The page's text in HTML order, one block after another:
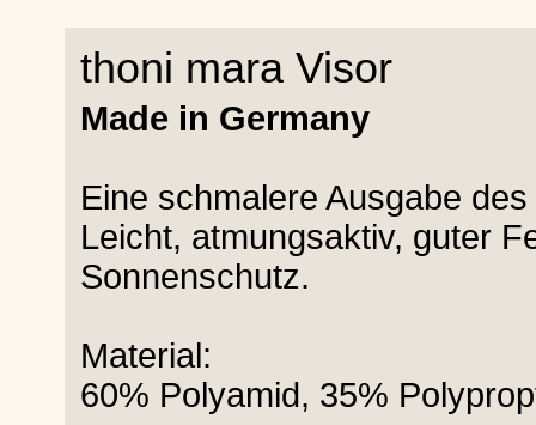
thoni mara Visor
Made in Germany
Eine schmalere Ausgabe
Leicht, atmungsaktiv, guter
Sonnenschutz.
Material:
60% Polyamid, 35%